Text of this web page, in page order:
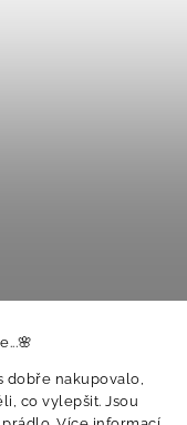
dobře nakupovalo,
co vylepšit. Jsou